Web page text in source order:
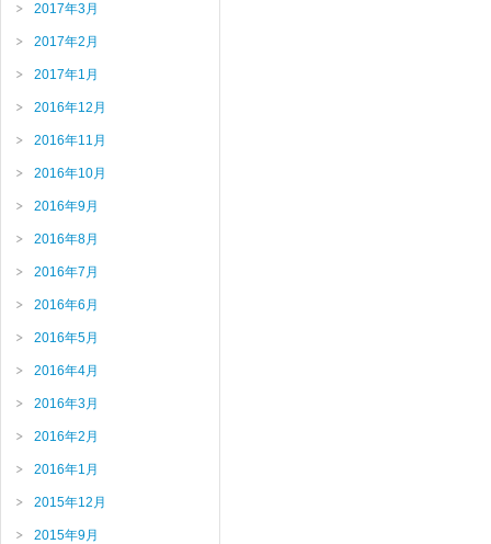
2017年3月
2017年2月
2017年1月
2016年12月
2016年11月
2016年10月
2016年9月
2016年8月
2016年7月
2016年6月
2016年5月
2016年4月
2016年3月
2016年2月
2016年1月
2015年12月
2015年9月